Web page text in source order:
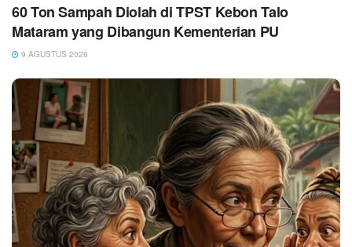
60 Ton Sampah Diolah di TPST Kebon Talo
Mataram yang Dibangun Kementerian PU
9 AGUSTUS 2026